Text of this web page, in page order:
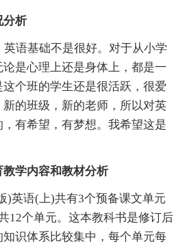
分析
英语基础不是很好。对于从小学
是心理上还是身体上，都是一
个班的学生还是很活跃，很爱
的班级，新的老师，所以对英
有希望，有梦想。我希望这是
学内容和教材分析
)英语(上)共有3个预备课文单元
12个单元。这本教科书是修订后
识体系比较集中，每个单元每